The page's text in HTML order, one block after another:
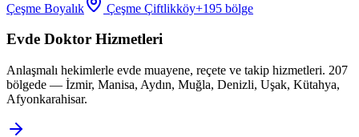
Çeşme Boyalık
Çeşme Çiftlikköy+195 bölge
Evde Doktor Hizmetleri
Anlaşmalı hekimlerle evde muayene, reçete ve takip hizmetleri. 207
bölgede — İzmir, Manisa, Aydın, Muğla, Denizli, Uşak, Kütahya,
Afyonkarahisar.